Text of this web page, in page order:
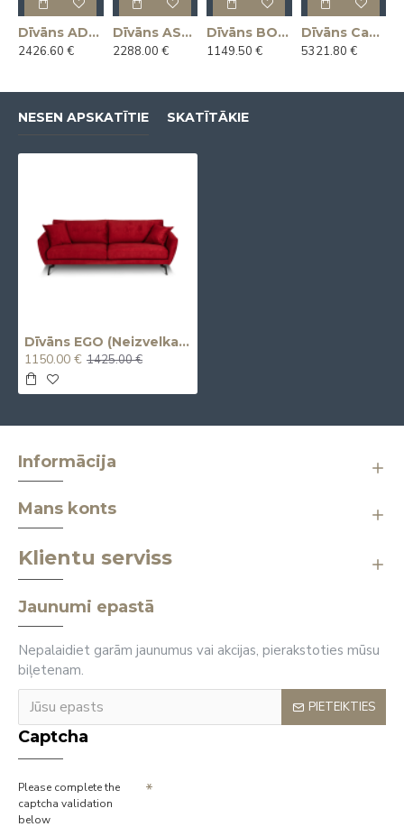
Dīvāns ADAM 266x104x65h (Ražots Itālijā)
2426.60 €
Dīvāns ASSO 225x112x92h (Ražots Itālijā)
2288.00 €
Dīvāns BOON 145x81x78h (Ražots Itālijā)
1149.50 €
Dīvāns Capriccio 412x130x45h (Ražots Itālijā)
5321.80 €
NESEN APSKATĪTIE SKATĪTĀKIE
Dīvāns EGO (Neizvelkams) (Trīsvietīgs)
1150.00 € 1425.00 €
Informācija
Mans konts
Klientu serviss
Jaunumi epastā
Nepalaidiet garām jaunumus vai akcijas, pierakstoties mūsu
biļetenam.
PIETEIKTIES
Captcha
Please complete the
captcha validation
below